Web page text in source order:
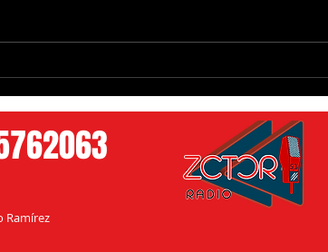
tras demanda millonaria: "Es una
injusticia"
Ramírez